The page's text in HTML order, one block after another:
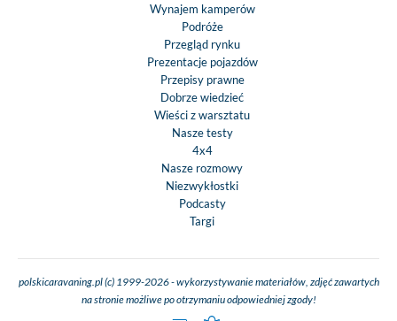
Wynajem kamperów
Podróże
Przegląd rynku
Prezentacje pojazdów
Przepisy prawne
Dobrze wiedzieć
Wieści z warsztatu
Nasze testy
4x4
Nasze rozmowy
Niezwykłostki
Podcasty
Targi
polskicaravaning.pl (c) 1999-2026 - wykorzystywanie materiałów, zdjęć zawartych
na stronie możliwe po otrzymaniu odpowiedniej zgody!